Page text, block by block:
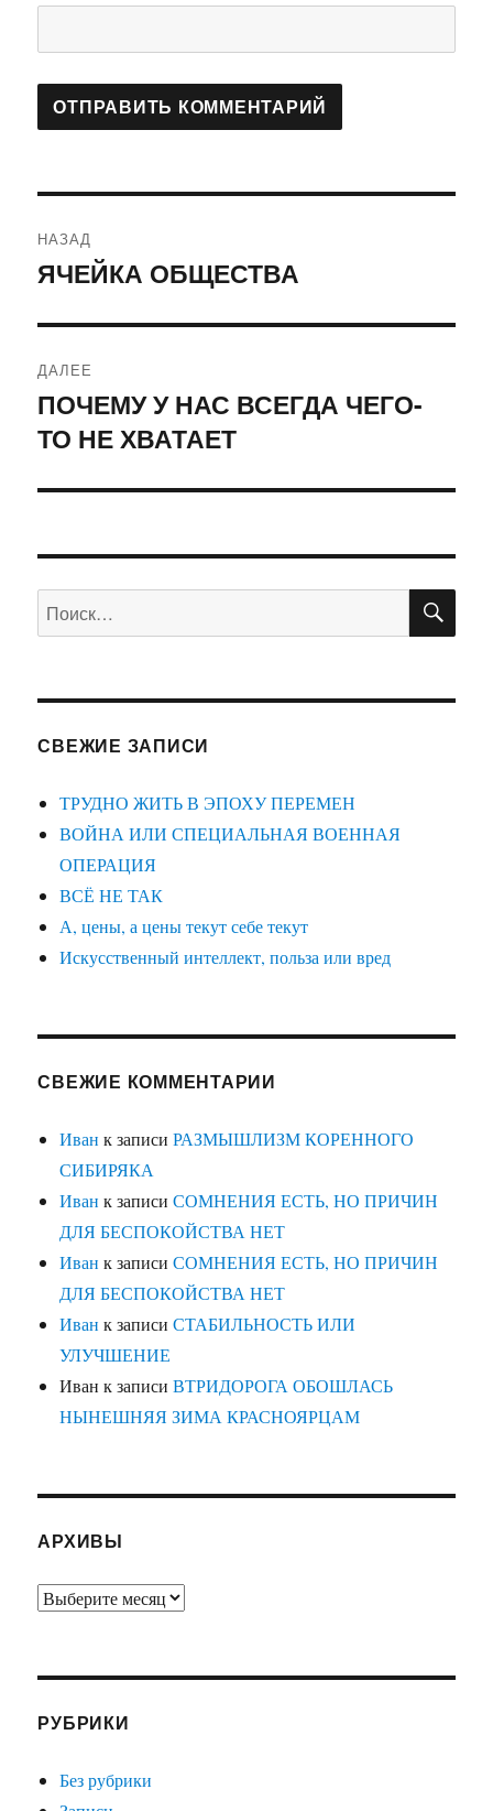
по
НАЗАД
Предыдущая
ЯЧЕЙКА ОБЩЕСТВА
ДАЛЕЕ
Следующая
запись:
ПОЧЕМУ У НАС ВСЕГДА ЧЕГО-
ТО НЕ ХВАТАЕТ
Искать:
СВЕЖИЕ ЗАПИСИ
ТРУДНО ЖИТЬ В ЭПОХУ ПЕРЕМЕН
ВОЙНА ИЛИ СПЕЦИАЛЬНАЯ ВОЕННАЯ
ОПЕРАЦИЯ
ВСЁ НЕ ТАК
А, цены, а цены текут себе текут
Искусственный интеллект, польза или вред
СВЕЖИЕ КОММЕНТАРИИ
Иван к записиРАЗМЫШЛИЗМ КОРЕННОГО
СИБИРЯКА
Иван к записиСОМНЕНИЯ ЕСТЬ, НО ПРИЧИН
ДЛЯ БЕСПОКОЙСТВА НЕТ
Иван к записиСОМНЕНИЯ ЕСТЬ, НО ПРИЧИН
ДЛЯ БЕСПОКОЙСТВА НЕТ
Иван к записиСТАБИЛЬНОСТЬ ИЛИ
УЛУЧШЕНИЕ
Иван к записиВТРИДОРОГА ОБОШЛАСЬ
НЫНЕШНЯЯ ЗИМА КРАСНОЯРЦАМ
АРХИВЫ
Архивы
РУБРИКИ
Без рубрики